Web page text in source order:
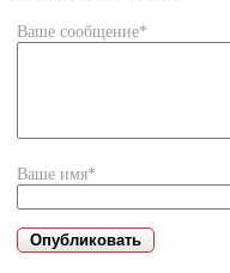
Ваше сообщение*
Ваше имя*